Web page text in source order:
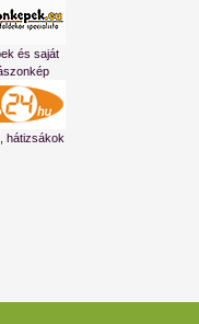
és saját
hátizsákok